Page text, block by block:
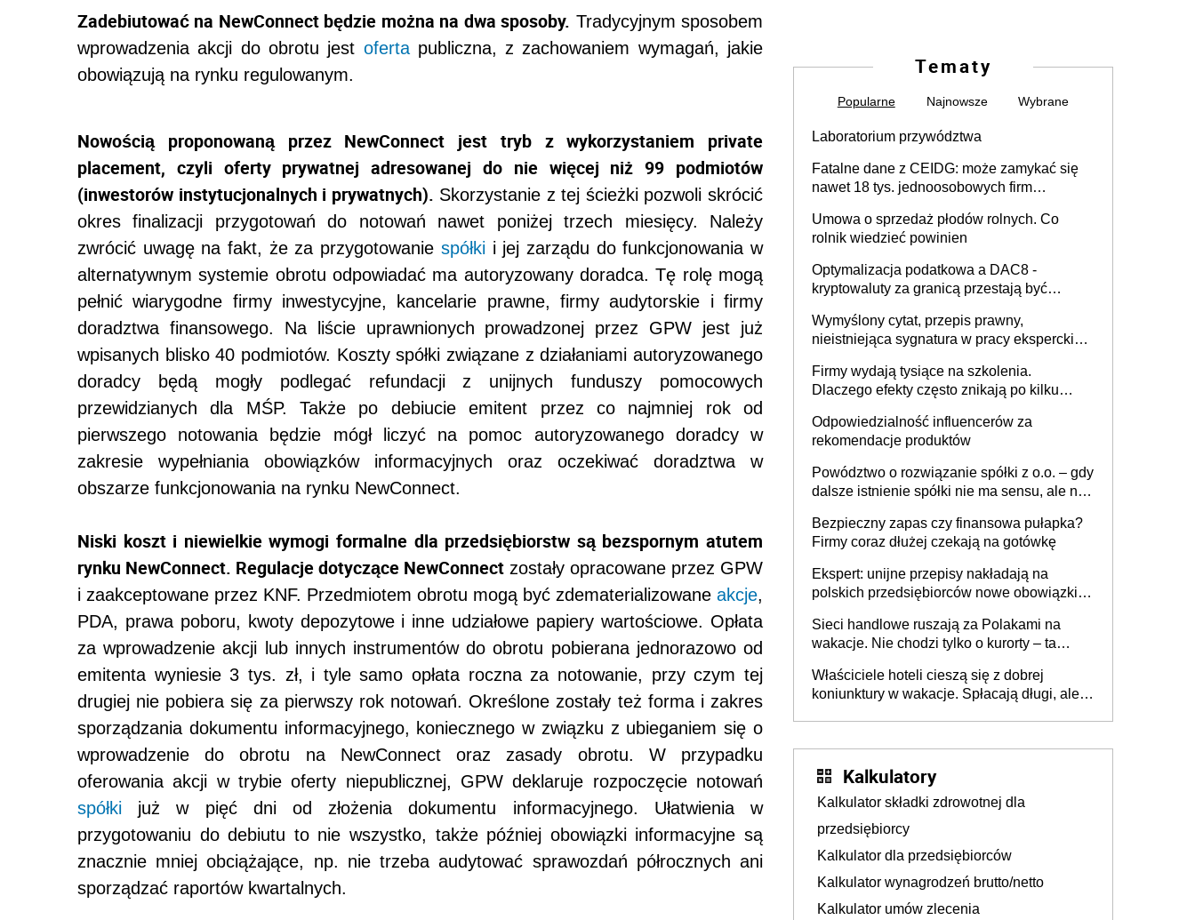
Zadebiutować na NewConnect będzie można na dwa sposoby. Tradycyjnym sposobem
wprowadzenia akcji do obrotu jest ofertapubliczna, z zachowaniem wymagań, jakie
obowiązują na rynku regulowanym.
Nowością proponowaną przez NewConnect jest tryb z wykorzystaniem private
placement, czyli oferty prywatnej adresowanej do nie więcej niż 99 podmiotów
(inwestorów instytucjonalnych i prywatnych). Skorzystanie z tej ścieżki pozwoli skrócić
okres finalizacji przygotowań do notowań nawet poniżej trzech miesięcy. Należy
zwrócić uwagę na fakt, że za przygotowanie spółkii jej zarządu do funkcjonowania w
alternatywnym systemie obrotu odpowiadać ma autoryzowany doradca. Tę rolę mogą
pełnić wiarygodne firmy inwestycyjne, kancelarie prawne, firmy audytorskie i firmy
doradztwa finansowego. Na liście uprawnionych prowadzonej przez GPW jest już
wpisanych blisko 40 podmiotów. Koszty spółki związane z działaniami autoryzowanego
doradcy będą mogły podlegać refundacji z unijnych funduszy pomocowych
przewidzianych dla MŚP. Także po debiucie emitent przez co najmniej rok od
pierwszego notowania będzie mógł liczyć na pomoc autoryzowanego doradcy w
zakresie wypełniania obowiązków informacyjnych oraz oczekiwać doradztwa w
obszarze funkcjonowania na rynku NewConnect.
Niski koszt i niewielkie wymogi formalne dla przedsiębiorstw są bezspornym atutem
rynku NewConnect. Regulacje dotyczące NewConnect zostały opracowane przez GPW
i zaakceptowane przez KNF. Przedmiotem obrotu mogą być zdematerializowane akcje,
PDA, prawa poboru, kwoty depozytowe i inne udziałowe papiery wartościowe. Opłata
za wprowadzenie akcji lub innych instrumentów do obrotu pobierana jednorazowo od
emitenta wyniesie 3 tys. zł, i tyle samo opłata roczna za notowanie, przy czym tej
drugiej nie pobiera się za pierwszy rok notowań. Określone zostały też forma i zakres
sporządzania dokumentu informacyjnego, koniecznego w związku z ubieganiem się o
wprowadzenie do obrotu na NewConnect oraz zasady obrotu. W przypadku
oferowania akcji w trybie oferty niepublicznej, GPW deklaruje rozpoczęcie notowań
spółki już w pięć dni od złożenia dokumentu informacyjnego. Ułatwienia w
przygotowaniu do debiutu to nie wszystko, także później obowiązki informacyjne są
znacznie mniej obciążające, np. nie trzeba audytować sprawozdań półrocznych ani
sporządzać raportów kwartalnych.
Tematy
Popularne Najnowsze Wybrane
Laboratorium przywództwa
Fatalne dane z CEIDG: może zamykać się
nawet 18 tys. jednoosobowych firm
Umowa o sprzedaż płodów rolnych. Co
rolnik wiedzieć powinien
Optymalizacja podatkowa a DAC8 -
kryptowaluty za granicą przestają być
Wymyślony cytat, przepis prawny,
nieistniejąca sygnatura w pracy eksperckiej -
firmie
Firmy wydają tysiące na szkolenia.
Dlaczego efekty często znikają po kilku
Odpowiedzialność influencerów za
rekomendacje produktów
Powództwo o rozwiązanie spółki z o.o. – gdy
dalsze istnienie spółki nie ma sensu, ale nie
Bezpieczny zapas czy finansowa pułapka?
Firmy coraz dłużej czekają na gotówkę
Ekspert: unijne przepisy nakładają na
polskich przedsiębiorców nowe obowiązki w
Sieci handlowe ruszają za Polakami na
wakacje. Nie chodzi tylko o kurorty – ta
tam, gdzie wielu spędzi urlop po cichu
Właściciele hoteli cieszą się z dobrej
koniunktury w wakacje. Spłacają długi, ale
Kalkulatory
Kalkulator składki zdrowotnej dla
przedsiębiorcy
Kalkulator dla przedsiębiorców
Kalkulator wynagrodzeń brutto/netto
Kalkulator umów zlecenia